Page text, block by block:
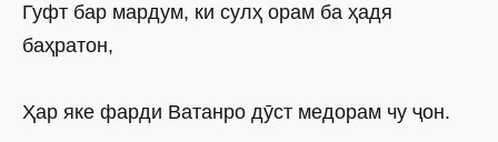
Гуфт бар мардум, ки сулҳ орам ба ҳадя
баҳратон,
Ҳар яке фарди Ватанро дӯст медорам чу ҷон.